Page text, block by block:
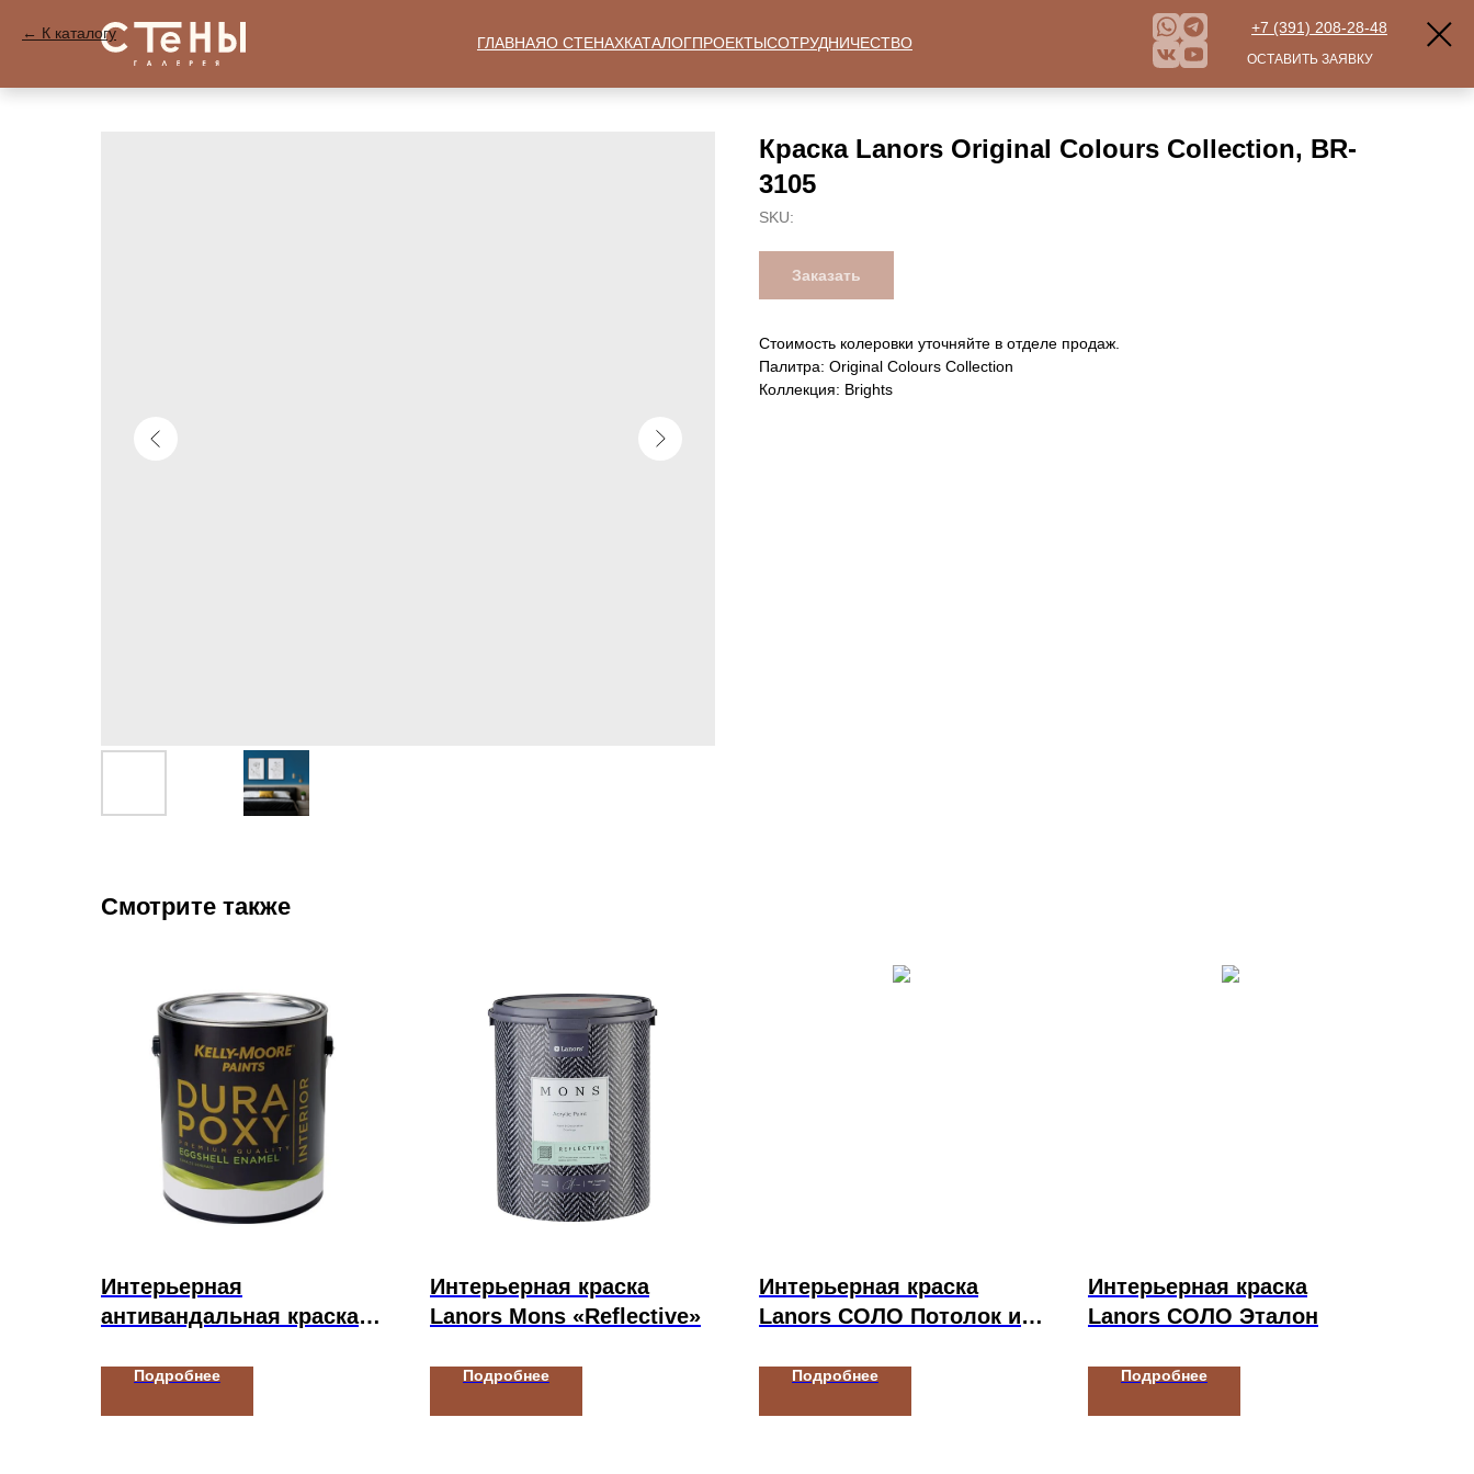
К каталогу
Краска Lanors Original Colours Collection, BR-
3105
SKU:
Заказать
Стоимость колеровки уточняйте в отделе продаж.
Палитра: Original Colours Collection
Коллекция: Brights
Смотрите также
Интерьерная
антивандальная краска
DURAPOXY INTERIOR
Подробнее
Интерьерная краска
Lanors Mons «Reflective»
Подробнее
Интерьерная краска
Lanors СОЛО Потолок и
Подробнее
Интерьерная краска
Lanors СОЛО Эталон
Подробнее
ГЛАВНАЯО СТЕНАХКАТАЛОГПРОЕКТЫСОТРУДНИЧЕСТВО
+7 (391) 208-28-48
ОСТАВИТЬ ЗАЯВКУ